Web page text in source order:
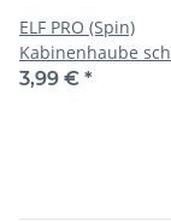
ELF PRO (Spin)
Kabinenhaube
3,99 € *